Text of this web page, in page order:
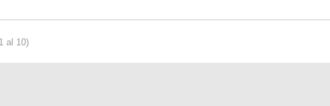
al 10)